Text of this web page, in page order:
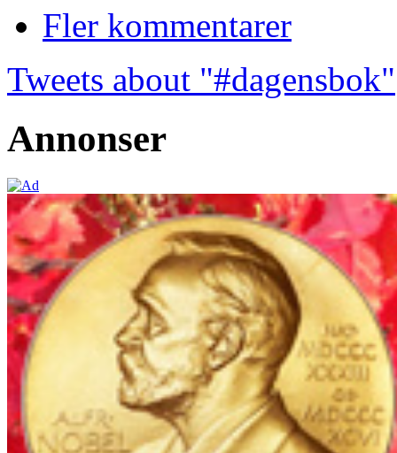
Fler kommentarer
Tweets about "#dagensbok"
Annonser